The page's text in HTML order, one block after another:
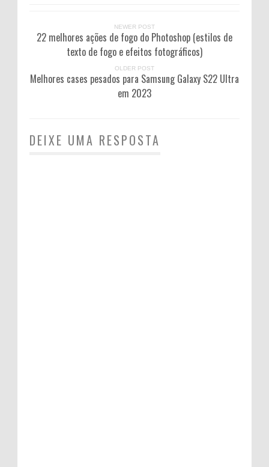
NEWER POST
22 melhores ações de fogo do Photoshop (estilos de
texto de fogo e efeitos fotográficos)
OLDER POST
Melhores cases pesados ​​para Samsung Galaxy S22 Ultra
em 2023
DEIXE UMA RESPOSTA